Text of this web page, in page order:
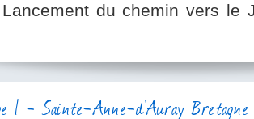
Lancement du chemin vers le
1 - Sainte-Anne-d'Auray